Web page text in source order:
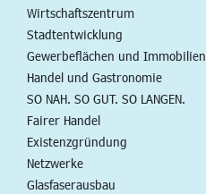
Wirtschaftszentrum
Stadtentwicklung
Gewerbeflächen und Immobilien
Handel und Gastronomie
SO NAH. SO GUT. SO LANGEN.
Fairer Handel
Existenzgründung
Netzwerke
Glasfaserausbau